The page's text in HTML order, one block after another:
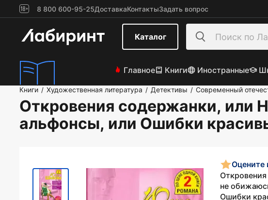
8 800 600-95-25ДоставкаКонтактыЗадать вопрос
Каталог
Главное Книги Иностранные
Книги / Художественная литература / Детективы / Современный
Откровения содержанки, или
альфонсы, или Ошибки
Оцените
не
Ошибки